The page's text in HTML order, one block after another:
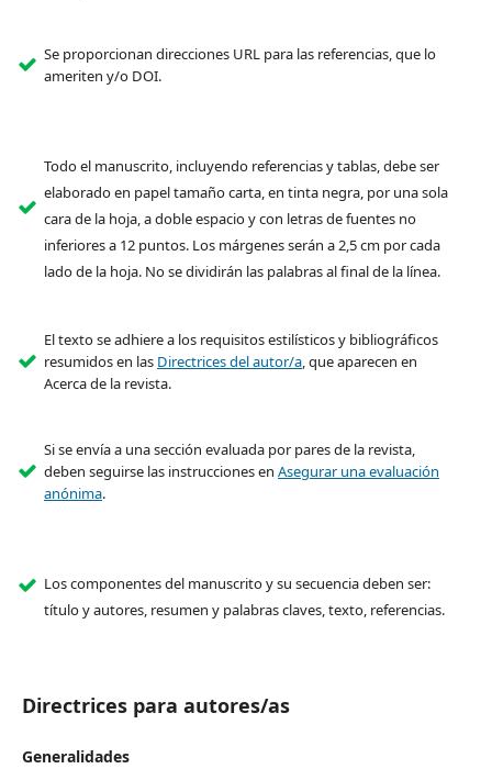
Se proporcionan direcciones URL para las referencias, que lo
ameriten y/o DOI.
Todo el manuscrito, incluyendo referencias y tablas, debe ser
elaborado en papel tamaño carta, en tinta negra, por una sola
cara de la hoja, a doble espacio y con letras de fuentes no
inferiores a 12 puntos. Los márgenes serán a 2,5 cm por cada
lado de la hoja. No se dividirán las palabras al final de la línea.
El texto se adhiere a los requisitos estilísticos y bibliográficos
resumidos en las Directrices del autor/a, que aparecen en
Acerca de la revista.
Si se envía a una sección evaluada por pares de la revista,
deben seguirse las instrucciones en Asegurar una evaluación
anónima.
Los componentes del manuscrito y su secuencia deben ser:
título y autores, resumen y palabras claves, texto, referencias.
Directrices para autores/as
Generalidades